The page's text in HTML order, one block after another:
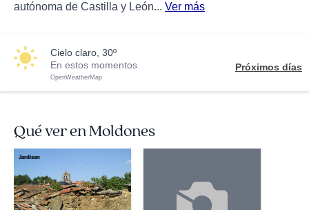
autónoma de Castilla y León... Ver más
cielo claro, 30º
En estos momentos
OpenWeatherMap
Próximos días
Qué ver en Moldones
Jardisan